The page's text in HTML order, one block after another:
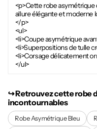
<p>Cette robe
allure élégante et moderne
</p>
<ul>
<li>Coupe asymétrique
<li>Superpositions de tulle
<li>Corsage délicatement
</ul>
↪︎ Retrouvez cette robe
incontournables
Robe Asymétrique Bleu